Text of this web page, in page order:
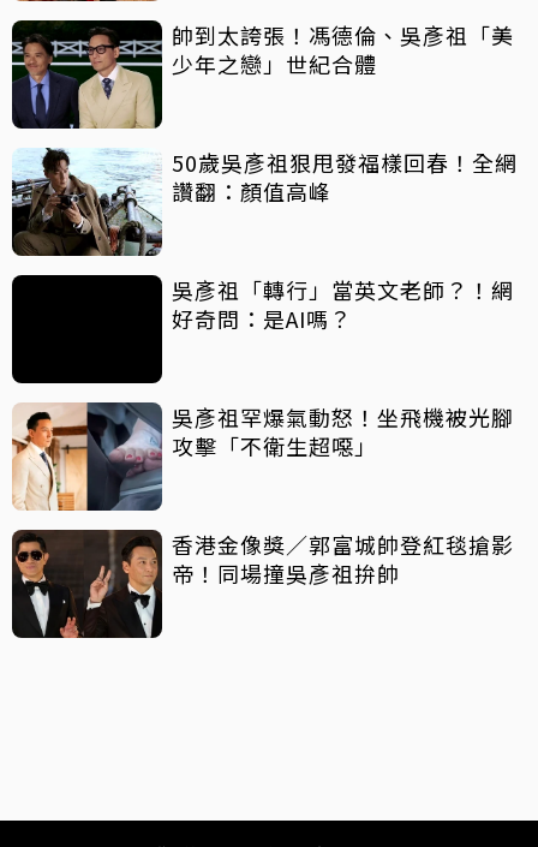
帥到太誇張！馮德倫、吳彥祖「美
少年之戀」世紀合體
50歲吳彥祖狠甩發福樣回春！全網
讚翻：顏值高峰
吳彥祖「轉行」當英文老師？！網
好奇問：是AI嗎？
吳彥祖罕爆氣動怒！坐飛機被光腳
攻擊「不衛生超噁」
香港金像獎／郭富城帥登紅毯搶影
帝！同場撞吳彥祖拚帥